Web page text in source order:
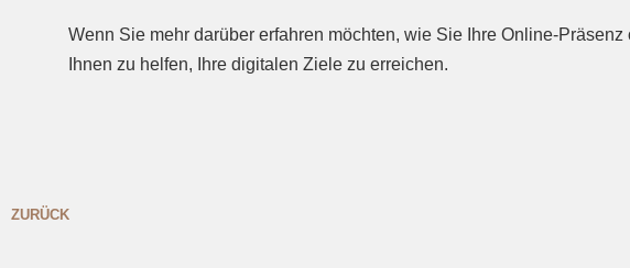
Wenn Sie mehr darüber erfahren möchten, wie Sie Ihre Online-
Ihnen zu helfen, Ihre digitalen Ziele zu erreichen.
ZURÜCK